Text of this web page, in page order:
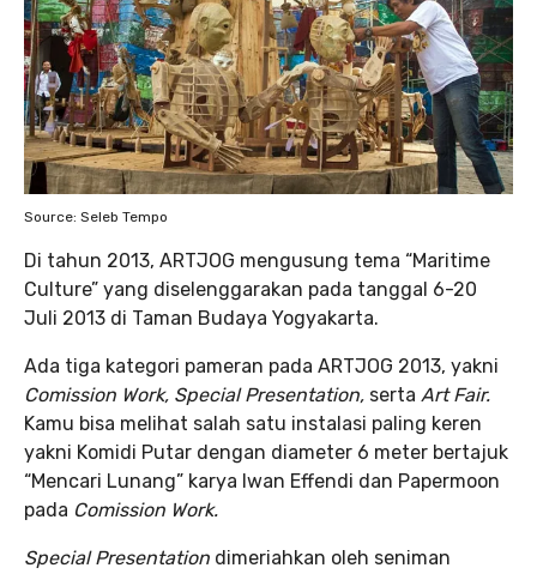
Source: Seleb Tempo
Di tahun 2013, ARTJOG mengusung tema “Maritime
Culture” yang diselenggarakan pada tanggal 6-20
Juli 2013 di Taman Budaya Yogyakarta.
Ada tiga kategori pameran pada ARTJOG 2013, yakni
Comission Work, Special Presentation, serta Art Fair.
Kamu bisa melihat salah satu instalasi paling keren
yakni Komidi Putar dengan diameter 6 meter bertajuk
“Mencari Lunang” karya Iwan Effendi dan Papermoon
pada Comission Work.
Special Presentation dimeriahkan oleh seniman